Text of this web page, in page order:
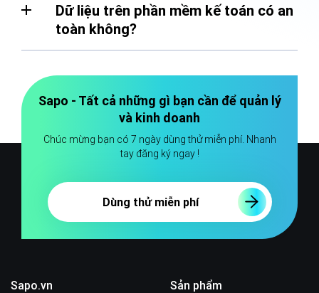
Dữ liệu trên phần mềm kế toán có an
toàn không?
Sapo - Tất cả những gì bạn cần để quản lý
và kinh doanh
Chúc mừng bạn có 7 ngày dùng thử miễn phí. Nhanh
tay đăng ký ngay !
Dùng thử miễn phí
Sapo.vn Sản phẩm